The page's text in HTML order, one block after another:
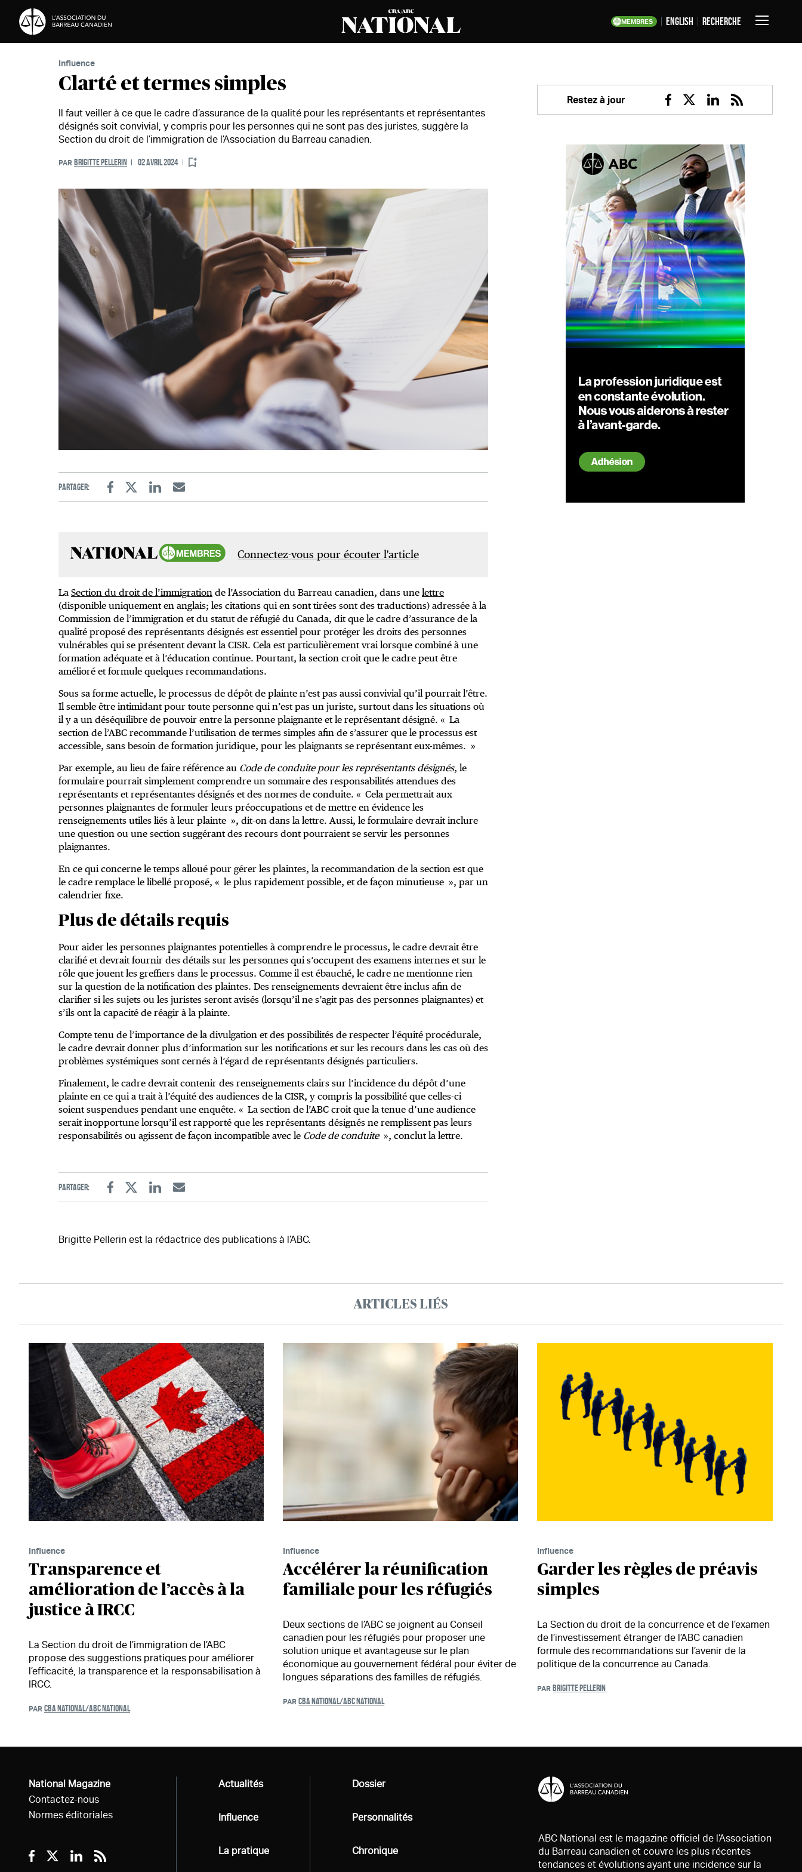
Passer au contenu MEMBRES English Recherche
Basculer
Influence
Clarté et termes simples
Il faut veiller à ce que le cadre d’assurance de la qualité pour les représentants et représentantes
désignés soit convivial, y compris pour les personnes qui ne sont pas des juristes, suggère la
Section du droit de l’immigration de l’Association du Barreau canadien.
PAR BRIGITTE PELLERIN 02 AVRIL 2024
Partager:
FacebookTwitterLinkedinEmail
Connectez-vous pour écouter l'article
La Section du droit de l’immigration de l’Association du Barreau canadien, dans une lettre
(disponible uniquement en anglais; les citations qui en sont tirées sont des traductions) adressée à la
Commission de l’immigration et du statut de réfugié du Canada, dit que le cadre d’assurance de la
qualité proposé des représentants désignés est essentiel pour protéger les droits des personnes
vulnérables qui se présentent devant la CISR. Cela est particulièrement vrai lorsque combiné à une
formation adéquate et à l’éducation continue. Pourtant, la section croit que le cadre peut être
amélioré et formule quelques recommandations.
Sous sa forme actuelle, le processus de dépôt de plainte n’est pas aussi convivial qu’il pourrait l’être.
Il semble être intimidant pour toute personne qui n’est pas un juriste, surtout dans les situations où
il y a un déséquilibre de pouvoir entre la personne plaignante et le représentant désigné. « La
section de l’ABC recommande l’utilisation de termes simples afin de s’assurer que le processus est
accessible, sans besoin de formation juridique, pour les plaignants se représentant eux-mêmes. »
Par exemple, au lieu de faire référence au Code de conduite pour les représentants désignés, le
formulaire pourrait simplement comprendre un sommaire des responsabilités attendues des
représentants et représentantes désignés et des normes de conduite. « Cela permettrait aux
personnes plaignantes de formuler leurs préoccupations et de mettre en évidence les
renseignements utiles liés à leur plainte », dit-on dans la lettre. Aussi, le formulaire devrait inclure
une question ou une section suggérant des recours dont pourraient se servir les personnes
plaignantes.
En ce qui concerne le temps alloué pour gérer les plaintes, la recommandation de la section est que
le cadre remplace le libellé proposé, « le plus rapidement possible, et de façon minutieuse », par un
calendrier fixe.
Plus de détails requis
Pour aider les personnes plaignantes potentielles à comprendre le processus, le cadre devrait être
clarifié et devrait fournir des détails sur les personnes qui s’occupent des examens internes et sur le
rôle que jouent les greffiers dans le processus. Comme il est ébauché, le cadre ne mentionne rien
sur la question de la notification des plaintes. Des renseignements devraient être inclus afin de
clarifier si les sujets ou les juristes seront avisés (lorsqu’il ne s’agit pas des personnes plaignantes) et
s’ils ont la capacité de réagir à la plainte.
Compte tenu de l’importance de la divulgation et des possibilités de respecter l’équité procédurale,
le cadre devrait donner plus d’information sur les notifications et sur les recours dans les cas où des
problèmes systémiques sont cernés à l’égard de représentants désignés particuliers.
Finalement, le cadre devrait contenir des renseignements clairs sur l’incidence du dépôt d’une
plainte en ce qui a trait à l’équité des audiences de la CISR, y compris la possibilité que celles-ci
soient suspendues pendant une enquête. « La section de l’ABC croit que la tenue d’une audience
serait inopportune lorsqu’il est rapporté que les représentants désignés ne remplissent pas leurs
responsabilités ou agissent de façon incompatible avec le Code de conduite», conclut la lettre.
Partager:
FacebookTwitterLinkedinEmail
Brigitte Pellerin est la rédactrice des publications à l’ABC.
Restez à jour
Facebook
TwitterLinkedin
RSS
ARTICLES LIÉS
Influence
Transparence et
amélioration de l’accès à la
justice à IRCC
La Section du droit de l’immigration de l’ABC
propose des suggestions pratiques pour améliorer
l’efficacité, la transparence et la responsabilisation à
IRCC.
PAR CBA NATIONAL/ABC NATIONAL
Influence
Accélérer la réunification
familiale pour les réfugiés
Deux sections de l’ABC se joignent au Conseil
canadien pour les réfugiés pour proposer une
solution unique et avantageuse sur le plan
économique au gouvernement fédéral pour éviter de
longues séparations des familles de réfugiés.
PARCBA NATIONAL/ABC NATIONAL
Influence
Garder les règles de préavis
simples
La Section du droit de la concurrence et de l’examen
de l’investissement étranger de l’ABC canadien
formule des recommandations sur l’avenir de la
politique de la concurrence au Canada.
PAR BRIGITTE PELLERIN
National Magazine
Contactez-nous
Normes éditoriales
Facebook
TwitterLinkedin
RSS
Tous
Actualités
Tous
Influence
Tous
La pratique
Tous
Dossier
Tous
Personnalités
Tous
Chronique
ABC National est le magazine officiel de l’Association
du Barreau canadien et couvre les plus récentes
tendances et évolutions ayant une incidence sur la